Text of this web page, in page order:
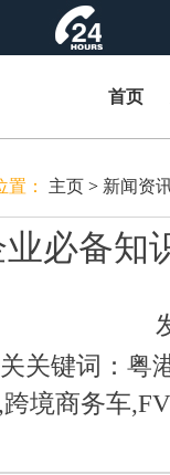
首页
置： 主页 > 新闻资
业必备知
关键词：粤
境商务车